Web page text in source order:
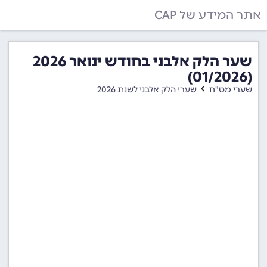
אתר המידע של CAP
שער הלק אלבני בחודש ינואר 2026
(01/2026)
שערי מט"ח שערי הלק אלבני לשנת 2026